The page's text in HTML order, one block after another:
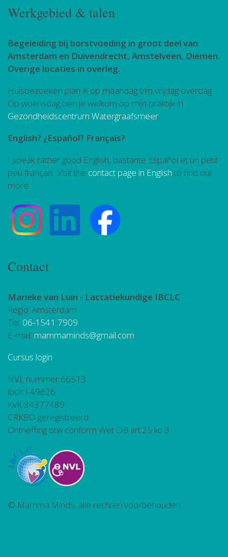
Werkgebied & talen
Begeleiding bij borstvoeding in groot deel van
Amsterdam en Duivendrecht, Amstelveen, Diemen.
Overige locaties in overleg.
Huisbezoeken plan ik op maandag t/m vrijdag overdag.
Op woensdag ben je welkom op mijn praktijk in
Gezondheidscentrum Watergraafsmeer
English? ¿Español? Français?
I speak rather good English, bastante Español et un petit
peu français. Visit the contact page in English to find out
more.
Contact
Marieke van Luin - Lactatiekundige IBCLC
Regio: Amsterdam
Tel: 06-1541 7909
E-mail: mammaminds@gmail.com
Cursus login
NVL nummer 66513
ibclc l-49626
KvK 34377489
CRKBO geregistreerd
Ontheffing btw conform Wet OB art.25 lid 3
© Mamma Minds, alle rechten voorbehouden